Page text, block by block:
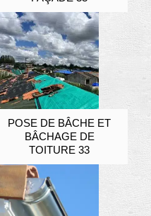
POSE DE BÂCHE ET
BÂCHAGE DE
TOITURE 33